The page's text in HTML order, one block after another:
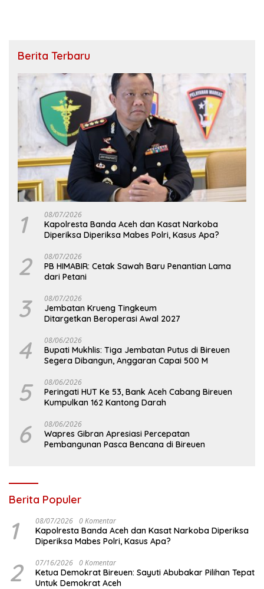
Berita Terbaru
1 08/07/2026
Kapolresta Banda Aceh dan Kasat Narkoba
Diperiksa Diperiksa Mabes Polri, Kasus Apa?
2 08/07/2026
PB HIMABIR: Cetak Sawah Baru Penantian Lama
dari Petani
3 08/07/2026
Jembatan Krueng Tingkeum
Ditargetkan Beroperasi Awal 2027
4 08/06/2026
Bupati Mukhlis: Tiga Jembatan Putus di Bireuen
Segera Dibangun, Anggaran Capai 500 M
5 08/06/2026
Peringati HUT Ke 53, Bank Aceh Cabang Bireuen
Kumpulkan 162 Kantong Darah
6 08/06/2026
Wapres Gibran Apresiasi Percepatan
Pembangunan Pasca Bencana di Bireuen
Berita Populer
1 08/07/2026 0 Komentar
Kapolresta Banda Aceh dan Kasat Narkoba Diperiksa
Diperiksa Mabes Polri, Kasus Apa?
2 07/16/2026 0 Komentar
Ketua Demokrat Bireuen: Sayuti Abubakar Pilihan Tepat
Untuk Demokrat Aceh